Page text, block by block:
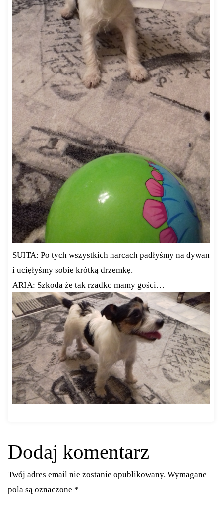
SUITA: Po tych wszystkich harcach padłyśmy na dywan
i ucięłyśmy sobie krótką drzemkę.
ARIA: Szkoda że tak rzadko mamy gości…
Dodaj komentarz
Twój adres email nie zostanie opublikowany. Wymagane
pola są oznaczone *